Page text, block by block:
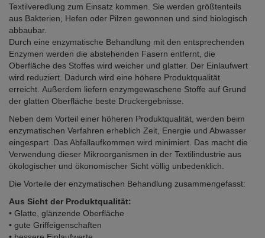
Textilveredlung zum Einsatz kommen. Sie werden größtenteils
aus Bakterien, Hefen oder Pilzen gewonnen und sind biologisch
abbaubar.
Durch eine enzymatische Behandlung mit den entsprechenden
Enzymen werden die abstehenden Fasern entfernt, die
Oberfläche des Stoffes wird weicher und glatter. Der Einlaufwert
wird reduziert. Dadurch wird eine höhere Produktqualität
erreicht. Außerdem liefern enzymgewaschene Stoffe auf Grund
der glatten Oberfläche beste Druckergebnisse.
Neben dem Vorteil einer höheren Produktqualität, werden beim
enzymatischen Verfahren erheblich Zeit, Energie und Abwasser
eingespart .Das Abfallaufkommen wird minimiert. Das macht die
Verwendung dieser Mikroorganismen in der Textilindustrie aus
ökologischer und ökonomischer Sicht völlig unbedenklich.
Die Vorteile der enzymatischen Behandlung zusammengefasst:
Aus Sicht der Produktqualität:
• Glatte, glänzende Oberfläche
• gute Griffeigenschaften